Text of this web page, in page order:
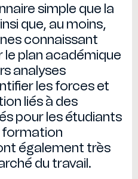
simple que la
que, au moins,
connaissant
le plan académique
analyses
les forces et
liés à des
pour les étudiants
formation
également très
du travail.